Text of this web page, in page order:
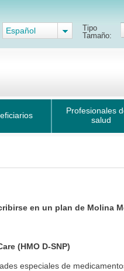
Español
Tipo
Tamaño:
Profesionales
salud
en un plan de Molina
(HMO D-SNP)
especiales de